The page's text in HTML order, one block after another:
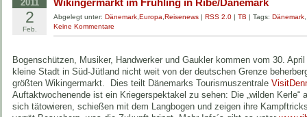
2011
2
Feb.
Wikingermarkt im Frühling in Ribe/Dänemark
Abgelegt unter: Dänemark Europa Reisenews | RSS 2.0 | TB | Tags: Dänemark
Keine Kommentare
Bogenschützen, Musiker, Handwerker und Gaukler kommen vom 30.
kleine Stadt in Süd-Jütland nicht weit von der deutschen Grenze
größten Wikingermarkt. Dies teilt Dänemarks Tourismuszentrale
Auftaktwochenende ist ein Kriegerspektakel zu sehen: Die „wilden Kerle“
sich tätowieren, schießen mit dem Langbogen und zeigen ihre